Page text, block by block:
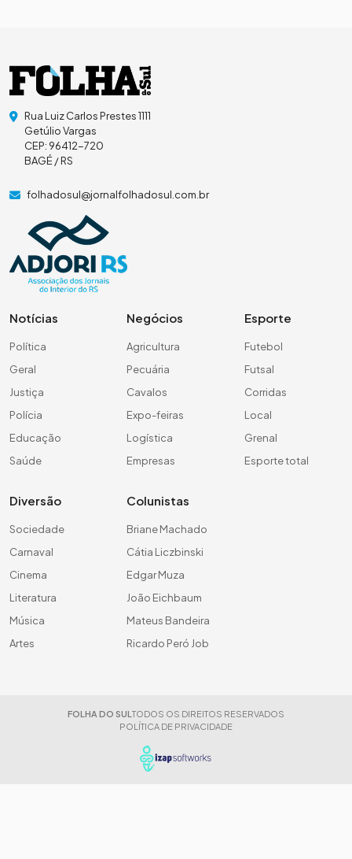
Rua Luiz Carlos Prestes 1111
Getúlio Vargas
CEP: 96412-720
BAGÉ / RS
folhadosul@jornalfolhadosul.com.br
Notícias
Política
Geral
Justiça
Polícia
Educação
Saúde
Negócios
Agricultura
Pecuária
Cavalos
Expo-feiras
Logística
Empresas
Esporte
Futebol
Futsal
Corridas
Local
Grenal
Esporte total
Diversão
Sociedade
Carnaval
Cinema
Literatura
Música
Artes
Colunistas
Briane Machado
Cátia Liczbinski
Edgar Muza
João Eichbaum
Mateus Bandeira
Ricardo Peró Job
FOLHA DO SUL TODOS OS DIREITOS RESERVADOS
POLÍTICA DE PRIVACIDADE